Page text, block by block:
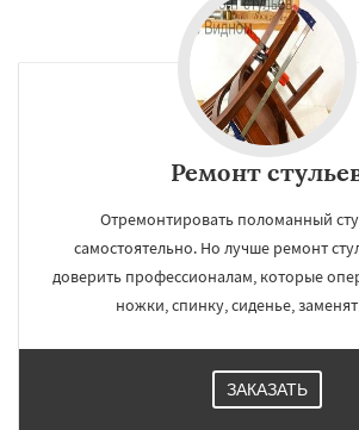
Ремонт
Отремонтировать поломанный
самостоятельно. Но лучше ремонт
доверить профессионалам, которые
ножки, спинку, сиденье,
ЗАКАЗАТЬ